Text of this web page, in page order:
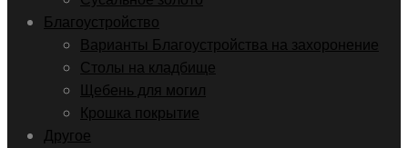
Благоустройство
Варианты Благоустройства на захоронение
Столы на кладбище
Щебень для могил
Крошка покрытие
Другое